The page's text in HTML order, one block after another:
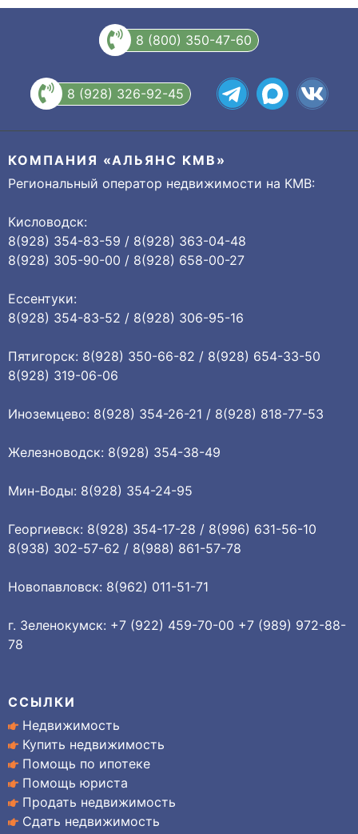
8 (800) 350-47-60
8 (928) 326-92-45
КОМПАНИЯ «АЛЬЯНС КМВ»
Региональный оператор недвижимости на КМВ:
Кисловодск:
8(928) 354-83-59 / 8(928) 363-04-48
8(928) 305-90-00 / 8(928) 658-00-27
Ессентуки:
8(928) 354-83-52 / 8(928) 306-95-16
Пятигорск: 8(928) 350-66-82 / 8(928) 654-33-50
8(928) 319-06-06
Иноземцево: 8(928) 354-26-21 / 8(928) 818-77-53
Железноводск: 8(928) 354-38-49
Мин-Воды: 8(928) 354-24-95
Георгиевск: 8(928) 354-17-28 / 8(996) 631-56-10
8(938) 302-57-62 / 8(988) 861-57-78
Новопавловск: 8(962) 011-51-71
г. Зеленокумск: +7 (922) 459-70-00 +7 (989) 972-88-
78
ССЫЛКИ
Недвижимость
Купить недвижимость
Помощь по ипотеке
Помощь юриста
Продать недвижимость
Сдать недвижимость